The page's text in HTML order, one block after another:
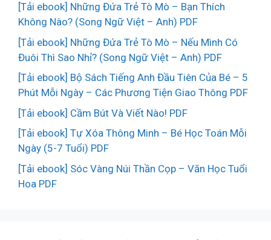
[Tải ebook] Những Đứa Trẻ Tò Mò – Bạn Thích
Không Nào? (Song Ngữ Việt – Anh) PDF
[Tải ebook] Những Đứa Trẻ Tò Mò – Nếu Mình Có
Đuôi Thì Sao Nhỉ? (Song Ngữ Việt – Anh) PDF
[Tải ebook] Bộ Sách Tiếng Anh Đầu Tiên Của Bé – 5
Phút Mỗi Ngày – Các Phương Tiện Giao Thông PDF
[Tải ebook] Cầm Bút Và Viết Nào! PDF
[Tải ebook] Tự Xóa Thông Minh – Bé Học Toán Mỗi
Ngày (5-7 Tuổi) PDF
[Tải ebook] Sóc Vàng Núi Thần Cọp – Văn Học Tuổi
Hoa PDF